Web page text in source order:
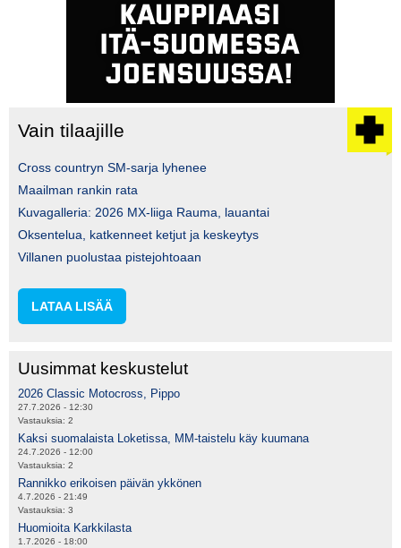
Vain tilaajille
Cross countryn SM-sarja lyhenee
Maailman rankin rata
Kuvagalleria: 2026 MX-liiga Rauma, lauantai
Oksentelua, katkenneet ketjut ja keskeytys
Villanen puolustaa pistejohtoaan
LATAA LISÄÄ
Uusimmat keskustelut
2026 Classic Motocross, Pippo
27.7.2026 - 12:30
Vastauksia: 2
Kaksi suomalaista Loketissa, MM-taistelu käy kuumana
24.7.2026 - 12:00
Vastauksia: 2
Rannikko erikoisen päivän ykkönen
4.7.2026 - 21:49
Vastauksia: 3
Huomioita Karkkilasta
1.7.2026 - 18:00